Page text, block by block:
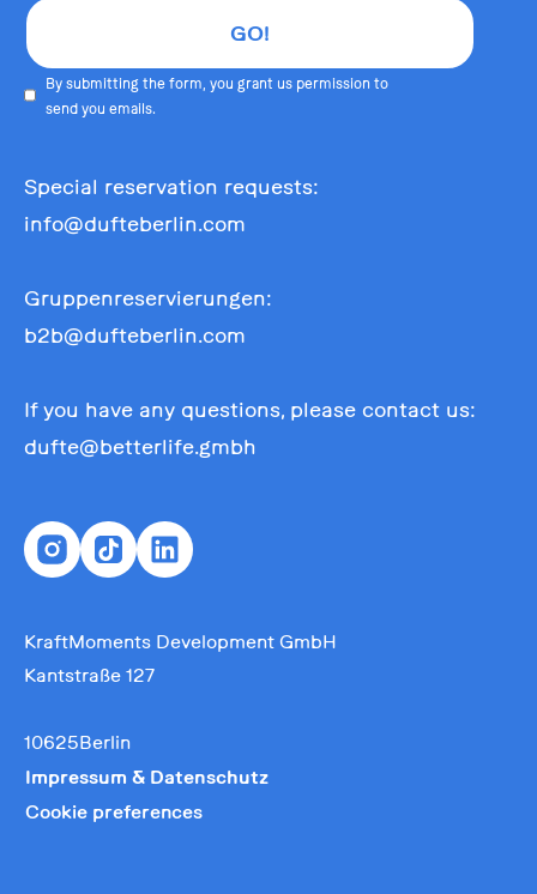
By submitting the form, you grant us permission to
send you emails.
Special reservation requests:
info@dufteberlin.com
Gruppenreservierungen:
b2b@dufteberlin.com
If you have any questions, please contact us:
dufte@betterlife.gmbh
KraftMoments Development GmbH
Kantstraße 127
10625Berlin
Impressum & Datenschutz
Cookie preferences